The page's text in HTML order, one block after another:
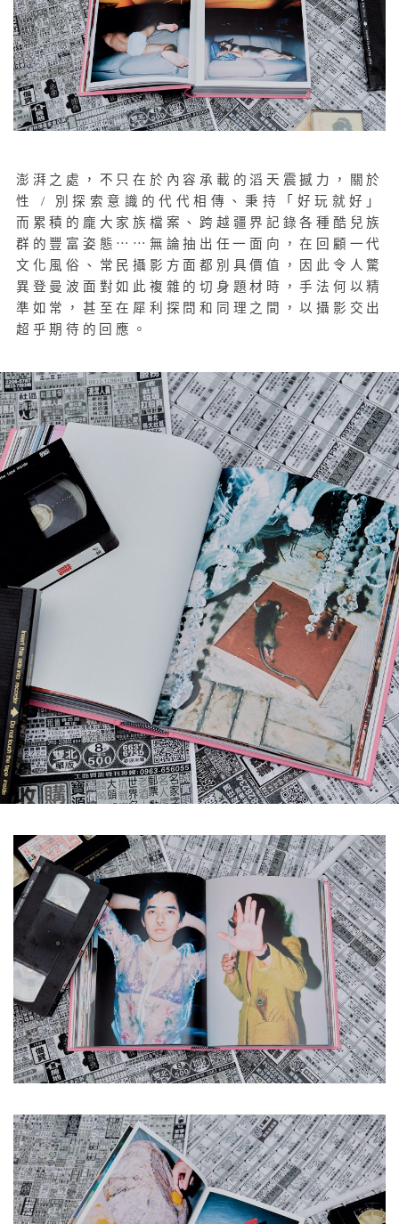
澎湃之處，不只在於內容承載的滔天震撼力，關於
性 / 別探索意識的代代相傳、秉持「好玩就好」
而累積的龐大家族檔案、跨越疆界記錄各種酷兒族
群的豐富姿態 ⋯⋯ 無論抽出任一面向，在回顧一代
文化風俗、常民攝影方面都別具價值，因此令人驚
異登曼波面對如此複雜的切身題材時，手法何以精
準如常，甚至在犀利探問和同理之間，以攝影交出
超乎期待的回應。